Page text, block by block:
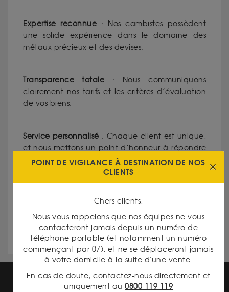
Expertise reconnue : Nos cambistes possèdent
une solide expérience dans le domaine des
métaux précieux et des devises.
Transparence totale : Nous communiquons
clairement nos tarifs et les critères d’évaluation
de vos biens.
Service personnalisé : Chaque client est unique,
et nous mettons un point d’honneur à répondre
à vos besoins spécifiques.
Hauts-de-France, dans le département du Pas-
de-Calais, notre agence est une référence pour
la qualité de ses services.
POINT DE VIGILANCE À DESTINATION DE NOS
CLIENTS
Chers clients,
Nous vous rappelons que nos équipes ne vous
contacteront jamais depuis un numéro de
téléphone portable (et notamment un numéro
commençant par 07), et ne se déplaceront jamais
à votre domicile à la suite d'une vente.
En cas de doute, contactez-nous directement et
uniquement au 0800 119 119